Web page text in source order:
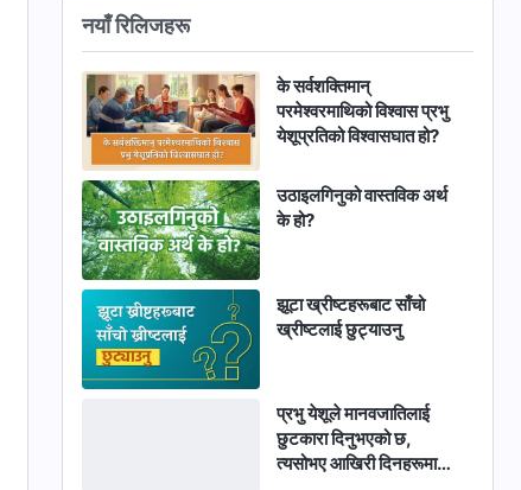
नयाँ रिलिजहरू
के सर्वशक्तिमान्‌
परमेश्‍वरमाथिको विश्‍वास प्रभु
येशूप्रतिको विश्‍वासघात हो?
उठाइलगिनुको वास्तविक अर्थ
के हो?
झूटा ख्रीष्टहरूबाट साँचो
ख्रीष्‍टलाई छुट्याउनु
प्रभु येशूले मानवजातिलाई
छुटकारा दिनुभएको छ,
त्यसोभए आखिरी दिनहरूमा